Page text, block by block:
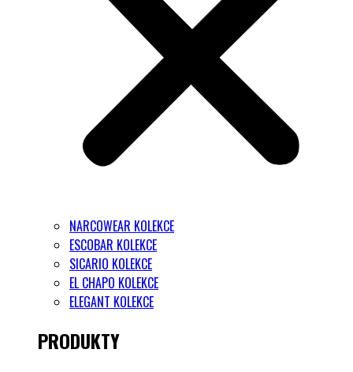
NARCOWEAR KOLEKCE
ESCOBAR KOLEKCE
SICARIO KOLEKCE
EL CHAPO KOLEKCE
ELEGANT KOLEKCE
PRODUKTY